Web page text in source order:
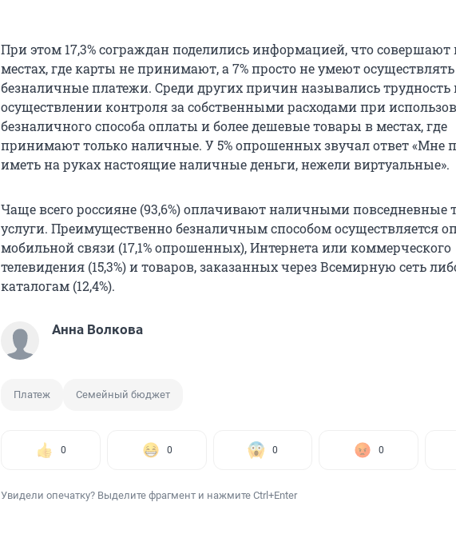
При этом 17,3% сограждан поделились информацией, что совершают
местах, где карты не принимают, а 7% просто не умеют осуществлять
безналичные платежи. Среди других причин назывались трудность
осуществлении контроля за собственными расходами при
безналичного способа оплаты и более дешевые товары в местах, где
принимают только наличные. У 5% опрошенных звучал ответ «Мне
иметь на руках настоящие наличные деньги, нежели виртуальные».
Чаще всего россияне (93,6%) оплачивают наличными повседневные
услуги. Преимущественно безналичным способом осуществляется
мобильной связи (17,1% опрошенных), Интернета или коммерческого
телевидения (15,3%) и товаров, заказанных через Всемирную сеть
каталогам (12,4%).
Анна Волкова
Платеж Семейный бюджет
0 0 0 0
Увидели опечатку? Выделите фрагмент и нажмите Ctrl+Enter